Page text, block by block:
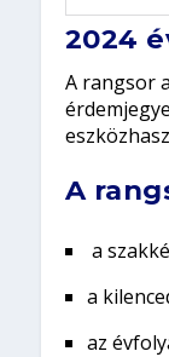
2024
A rangsor
A
a
a
az